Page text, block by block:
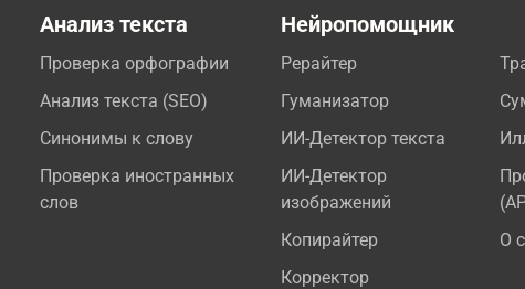
Анализ текста
Проверка орфографии
Анализ текста (SEO)
Синонимы к слову
Проверка иностранных
слов
Нейропомощник
Рерайтер
Гуманизатор
ИИ-Детектор текста
ИИ-Детектор
изображений
Копирайтер
Корректор
О